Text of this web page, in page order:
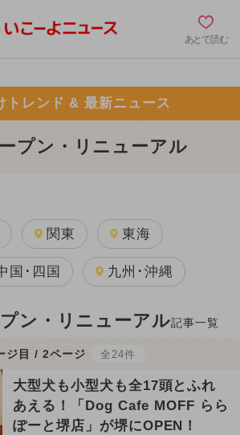
あとで読む
トレンド & 最新ニュース
プン・リニューアル
関東 東海
国･四国 九州･沖縄
ン・リニューアル記事一覧
ジ目 / 2ページ 全24件
大型犬も小型犬も全17頭とふれ
あえる！「Dog Cafe MOFF らら
ぽーと堺店」が堺にOPEN！